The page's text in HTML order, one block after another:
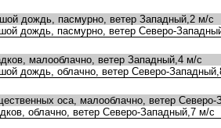
дождь, пасмурно, ветер Западный,2 м/с
дождь, пасмурно, ветер Северо-
малооблачно, ветер Западный,4 м/с
дождь, облачно, ветер Северо-
оса, малооблачно, ветер Северо-
облачно, ветер Северо-Западный,7 м/с